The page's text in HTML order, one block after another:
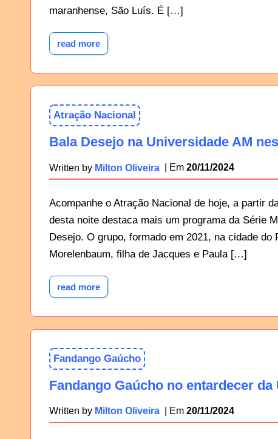
maranhense, São Luís. É […]
read more
Atração Nacional
Bala Desejo na Universidade AM
Written by Milton Oliveira 20/11/2024
Acompanhe o Atração Nacional de hoje, a partir
desta noite destaca mais um programa da Série
Desejo. O grupo, formado em 2021, na cidade
Morelenbaum, filha de Jacques e Paula […]
read more
Fandango Gaúcho
Fandango Gaúcho no entardecer da
Written by Milton Oliveira 20/11/2024